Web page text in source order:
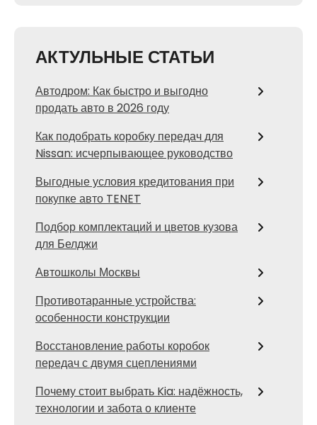
АКТУЛЬНЫЕ СТАТЬИ
Автодром: Как быстро и выгодно
продать авто в 2026 году
Как подобрать коробку передач для
Nissan: исчерпывающее руководство
Выгодные условия кредитования при
покупке авто TENET
Подбор комплектаций и цветов кузова
для Белджи
Автошколы Москвы
Противотаранные устройства:
особенности конструкции
Восстановление работы коробок
передач с двумя сцеплениями
Почему стоит выбрать Kia: надёжность,
технологии и забота о клиенте